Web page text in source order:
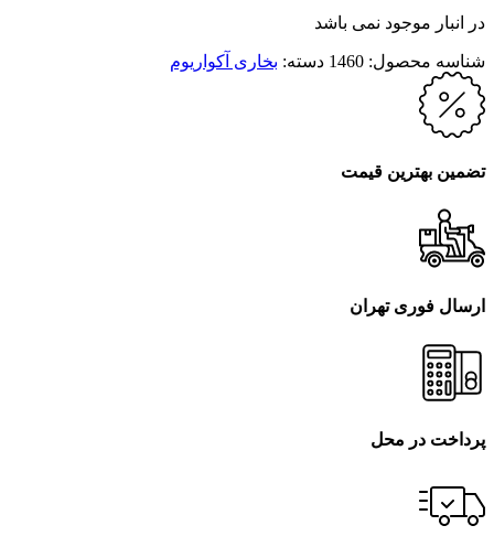
در انبار موجود نمی باشد
شناسه محصول: 1460 دسته: بخاری آکواریوم
تضمین بهترین قیمت
ارسال فوری تهران
پرداخت در محل